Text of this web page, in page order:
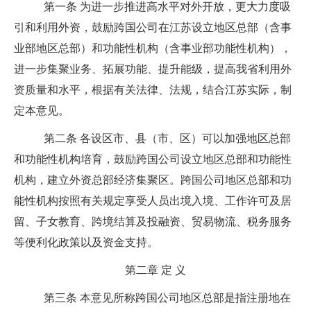
第一条 为进一步推进高水平对外开放，更大力度吸
引和利用外资，鼓励跨国公司在江苏设立地区总部（含事
业部地区总部）和功能性机构（含事业部功能性机构），
进一步集聚业务、拓展功能、提升能级，提高我省利用外
资质量和水平，根据有关法律、法规，结合江苏实际，制
定本意见。
第二条 各设区市、县（市、区）可以加强地区总部
和功能性机构培育，鼓励跨国公司设立地区总部和功能性
机构，建立外资总部经济集聚区。跨国公司地区总部和功
能性机构按照有关规定享受人员出境入境、工作许可及居
留、子女教育、跨境结算及投融资、贸易物流、税务服务
等便利化政策以及资金支持。
第二章 定 义
第三条 本意见所称跨国公司地区总部是指注册地在